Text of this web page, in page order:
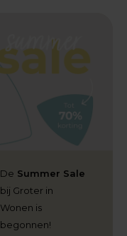
De Summer Sale
bij Groter in
Wonen is
begonnen!